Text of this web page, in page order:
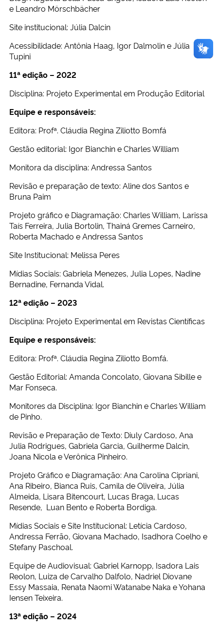
e Leandro Mörschbächer
Site institucional: Júlia Dalcin
Acessibilidade: Antônia Haag, Igor Dalmolin e Júlia
Tupini
11ª edição – 2022
Disciplina: Projeto Experimental em Produção Editorial
Equipe e responsáveis:
Editora: Profª. Cláudia Regina Ziliotto Bomfá
Gestão editorial: Igor Bianchin e Charles William
Monitora da disciplina: Andressa Santos
Revisão e preparação de texto: Aline dos Santos e
Bruna Paim
Projeto gráfico e Diagramação: Charles William, Larissa
Taís Ferreira, Julia Bortolin, Thainá Gremes Carneiro,
Roberta Machado e Andressa Santos
Site Institucional: Melissa Peres
Mídias Sociais: Gabriela Menezes, Julia Lopes, Nadine
Bernadine, Fernanda Vidal.
12ª edição – 2023
Disciplina: Projeto Experimental em Revistas Científicas
Equipe e responsáveis:
Editora: Profª. Cláudia Regina Ziliotto Bomfá.
Gestão Editorial: Amanda Concolato, Giovana Sibille e
Mar Fonseca.
Monitores da Disciplina: Igor Bianchin e Charles William
de Pinho.
Revisão e Preparação de Texto: Diuly Cardoso, Ana
Julia Rodrigues, Gabriela Garcia, Guilherme Dalcin,
Joana Nicola e Verônica Pinheiro.
Projeto Gráfico e Diagramação: Ana Carolina Cipriani,
Ana Ribeiro, Bianca Ruis, Camila de Oliveira, Júlia
Almeida, Lisara Bitencourt, Lucas Braga, Lucas
Resende, Luan Bento e Roberta Bordiga.
Mídias Sociais e Site Institucional: Letícia Cardoso,
Andressa Ferrão, Giovana Machado, Isadhora Coelho e
Stefany Paschoal.
Equipe de Audiovisual: Gabriel Karnopp, Isadora Lais
Reolon, Luiza de Carvalho Dalfolo, Nadriel Diovane
Essy Massaia, Renata Naomi Watanabe Naka e Yohana
Iensen Teixeira.
13ª edição – 2024